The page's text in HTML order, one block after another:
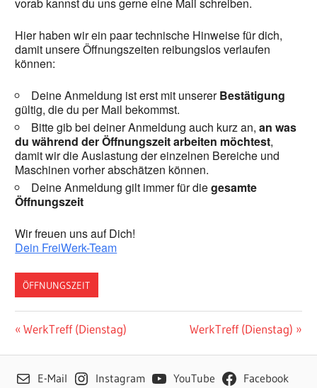
Hier haben wir ein paar technische Hinweise für dich,
damit unsere Öffnungszeiten reibungslos verlaufen
können:
Deine Anmeldung ist erst mit unsererBestätigung
gültig, die du per Mail bekommst.
Bitte gib bei deiner Anmeldung auch kurz an,an was
du während der Öffnungszeit arbeiten möchtest,
damit wir die Auslastung der einzelnen Bereiche und
Maschinen vorher abschätzen können.
Deine Anmeldung gilt immer für diegesamte
Öffnungszeit
Wir freuen uns auf Dich!
Dein FreiWerk-Team
ÖFFNUNGSZEIT
Beitragsnavigation
Vorheriger
WerkTreff (Dienstag)
Nächster
WerkTreff (Dienstag)
E-Mail Instagram YouTube Facebook